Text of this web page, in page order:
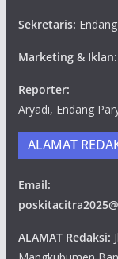
Sekretaris:
Marketing & Iklan:
Reporter:
Aryadi, Endang
ALAMAT
Email:
ALAMAT Redaksi: